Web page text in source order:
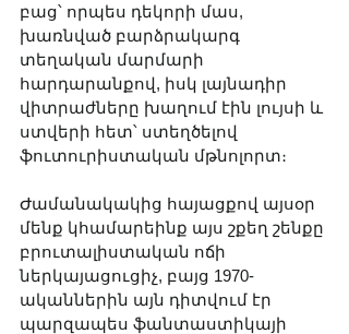
բաց՝ որպես դեկորի մաս,
խառնված բարձրակարգ
տեղական մարմարի
հարդարանքով, իսկ լայնադիր
վիտրաժները խաղում էին լույսի և
ստվերի հետ՝ ստեղծելով
ֆուտուրիստական մթնոլորտ։
Ժամանակակից հայացքով այսօր
մենք կհամարեինք այս շքեղ շենքը
բրուտալիստական ոճի
ներկայացուցիչ, բայց 1970-
ականներին այն դիտվում էր
պարզապես ֆանտաստիկայի